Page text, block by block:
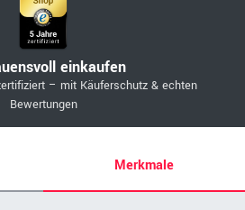
einkaufen
– mit Käuferschutz & echten
Bewertungen
Merkmale